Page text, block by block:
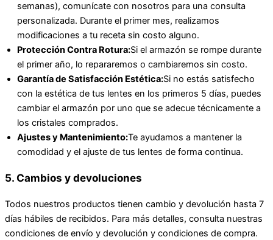
semanas), comunícate con nosotros para una consulta
personalizada. Durante el primer mes, realizamos
modificaciones a tu receta sin costo alguno.
Protección Contra Rotura:Si el armazón se rompe durante
el primer año, lo repararemos o cambiaremos sin costo.
Garantía de Satisfacción Estética:Si no estás satisfecho
con la estética de tus lentes en los primeros 5 días, puedes
cambiar el armazón por uno que se adecue técnicamente a
los cristales comprados.
Ajustes y Mantenimiento:Te ayudamos a mantener la
comodidad y el ajuste de tus lentes de forma continua.
5. Cambios y devoluciones
Todos nuestros productos tienen cambio y devolución hasta 7
días hábiles de recibidos. Para más detalles, consulta nuestras
condiciones de envío y devolución y condiciones de compra.